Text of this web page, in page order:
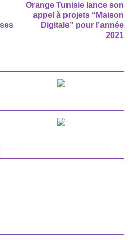
Orange Tunisie lance son
appel à projets “Maison
Digitale” pour l’année
2021